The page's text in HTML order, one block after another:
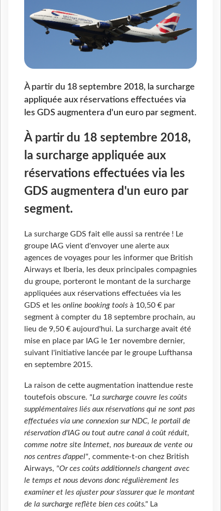
À partir du 18 septembre 2018, la surcharge
appliquée aux réservations effectuées via
les GDS augmentera d'un euro par segment.
À partir du 18 septembre 2018,
la surcharge appliquée aux
réservations effectuées via les
GDS augmentera d'un euro par
segment.
La surcharge GDS fait elle aussi sa rentrée ! Le
groupe IAG vient d'envoyer une alerte aux
agences de voyages pour les informer que British
Airways et Iberia, les deux principales compagnies
du groupe, porteront le montant de la surcharge
appliquées aux réservations effectuées via les
GDS et les online booking tools à 10,50 € par
segment à compter du 18 septembre prochain, au
lieu de 9,50 € aujourd'hui. La surcharge avait été
mise en place par IAG le 1er novembre dernier,
suivant l'initiative lancée par le groupe Lufthansa
en septembre 2015.
La raison de cette augmentation inattendue reste
toutefois obscure. "La surcharge couvre les coûts
supplémentaires liés aux réservations qui ne sont pas
effectuées via une connexion sur NDC, le portail de
réservation d'IAG ou tout autre canal à coût réduit,
comme notre site Internet, nos bureaux de vente ou
nos centres d'appel", commente-t-on chez British
Airways, "Or ces coûts additionnels changent avec
le temps et nous devons donc régulièrement les
examiner et les ajuster pour s'assurer que le montant
de la surcharge reflète bien ces coûts." La